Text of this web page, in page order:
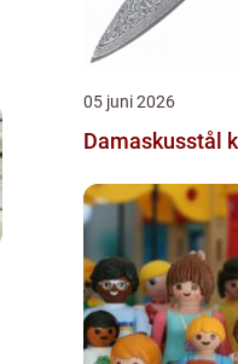
05 juni 2026
Damaskusstål